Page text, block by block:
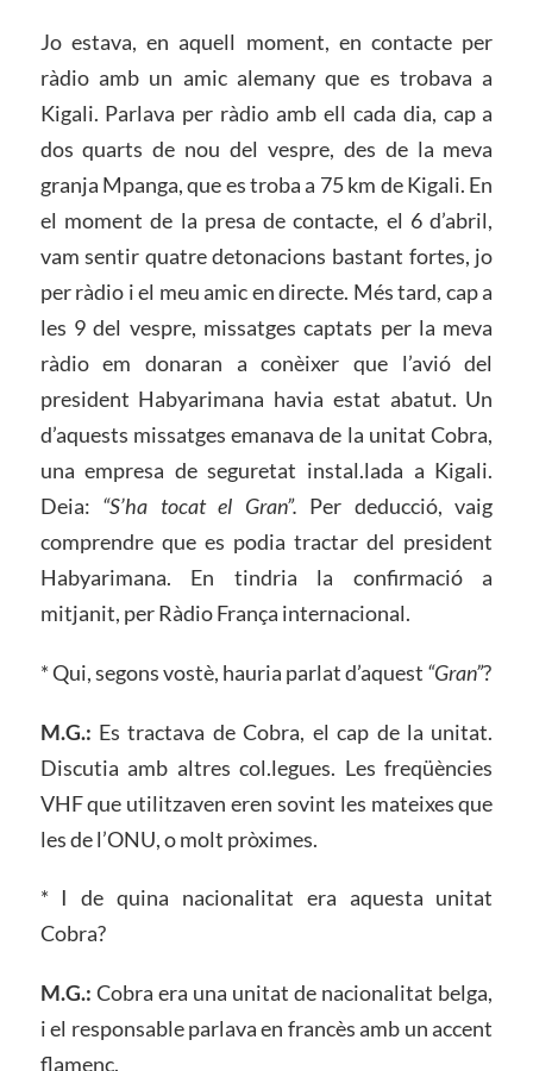
Jo estava, en aquell moment, en contacte per
ràdio amb un amic alemany que es trobava a
Kigali. Parlava per ràdio amb ell cada dia, cap a
dos quarts de nou del vespre, des de la meva
granja Mpanga, que es troba a 75 km de Kigali. En
el moment de la presa de contacte, el 6 d’abril,
vam sentir quatre detonacions bastant fortes, jo
per ràdio i el meu amic en directe. Més tard, cap a
les 9 del vespre, missatges captats per la meva
ràdio em donaran a conèixer que l’avió del
president Habyarimana havia estat abatut. Un
d’aquests missatges emanava de la unitat Cobra,
una empresa de seguretat instal.lada a Kigali.
Deia: “S’ha tocat el Gran”. Per deducció, vaig
comprendre que es podia tractar del president
Habyarimana. En tindria la confirmació a
mitjanit, per Ràdio França internacional.
* Qui, segons vostè, hauria parlat d’aquest “Gran”?
M.G.: Es tractava de Cobra, el cap de la unitat.
Discutia amb altres col.legues. Les freqüències
VHF que utilitzaven eren sovint les mateixes que
les de l’ONU, o molt pròximes.
* I de quina nacionalitat era aquesta unitat
Cobra?
M.G.: Cobra era una unitat de nacionalitat belga,
i el responsable parlava en francès amb un accent
flamenc.